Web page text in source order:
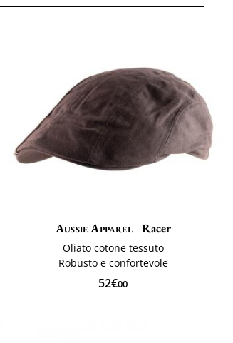
Aussie Apparel Racer
Oliato cotone tessuto
Robusto e confortevole
52€00